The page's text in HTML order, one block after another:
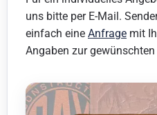
uns bitte per E-Mail.
einfach eine Anfrage mit
Angaben zur